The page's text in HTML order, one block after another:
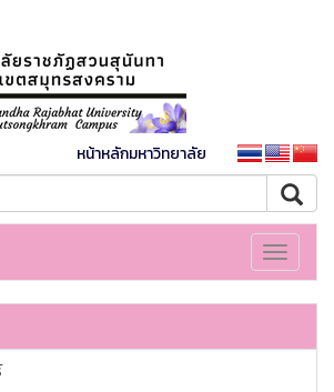
หน้าหลักมหาวิทยาลัย
Toggle